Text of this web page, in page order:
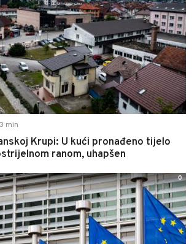
min
Krupi: U kući pronađeno tijelo
ranom, uhapšen
0